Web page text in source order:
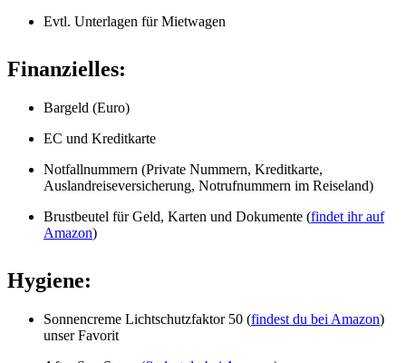
Evtl. Unterlagen für Mietwagen
Finanzielles:
Bargeld (Euro)
EC und Kreditkarte
Notfallnummern (Private Nummern, Kreditkarte,
Auslandreiseversicherung, Notrufnummern im Reiseland)
Brustbeutel für Geld, Karten und Dokumente (findet ihr auf
Amazon)
Hygiene:
Sonnencreme Lichtschutzfaktor 50 (findest du bei Amazon)
unser Favorit